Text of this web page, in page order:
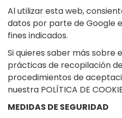
Al utilizar esta web,
datos por parte de Google
fines indicados.
Si quieres saber más sobre
prácticas de recopilación
procedimientos de
nuestra POLÍTICA DE
MEDIDAS DE SEGURIDAD